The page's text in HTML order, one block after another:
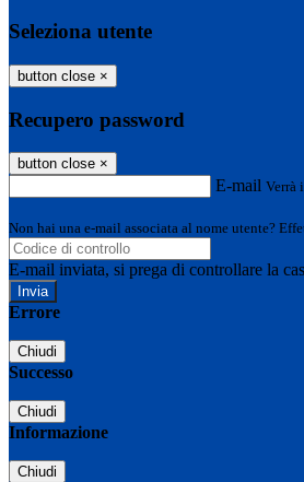
Seleziona utente
button close ×
Recupero password
button close ×
E-mail Verrà
Non hai una e-mail associata al nome utente?
E-mail inviata, si prega di controllare la
Errore
Chiudi
Successo
Chiudi
Informazione
Chiudi